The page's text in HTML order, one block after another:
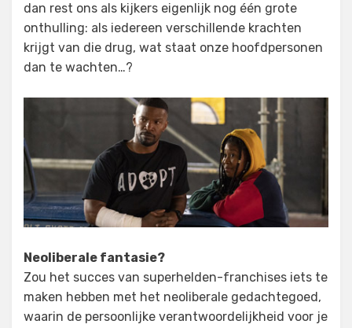
dan rest ons als kijkers eigenlijk nog één grote
onthulling: als iedereen verschillende krachten
krijgt van die drug, wat staat onze hoofdpersonen
dan te wachten…?
Neoliberale fantasie?
Zou het succes van superhelden-franchises iets te
maken hebben met het neoliberale gedachtegoed,
waarin de persoonlijke verantwoordelijkheid voor je